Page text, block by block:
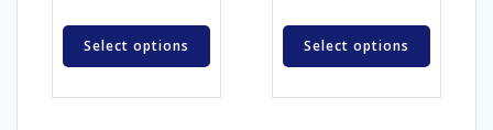
Select options Select options